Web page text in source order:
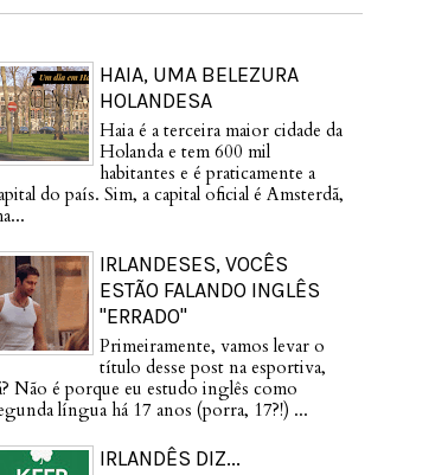
HAIA, UMA BELEZURA
HOLANDESA
Haia é a terceira maior cidade da
Holanda e tem 600 mil
habitantes e é praticamente a
do país. Sim, a capital oficial é Amsterdã,
IRLANDESES, VOCÊS
ESTÃO FALANDO INGLÊS
"ERRADO"
Primeiramente, vamos levar o
título desse post na esportiva,
Não é porque eu estudo inglês como
língua há 17 anos (porra, 17?!) ...
IRLANDÊS DIZ...